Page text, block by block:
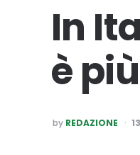
In
è
POSTED
BY
by REDAZIONE